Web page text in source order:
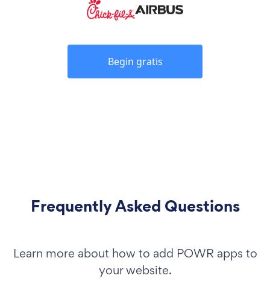
Begin gratis
Frequently Asked Questions
Learn more about how to add POWR apps to
your website.